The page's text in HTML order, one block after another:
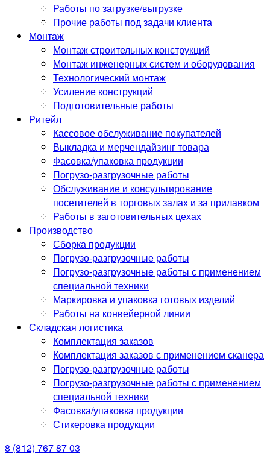
Работы по загрузке/выгрузке
Прочие работы под задачи клиента
Монтаж
Монтаж строительных конструкций
Монтаж инженерных систем и оборудования
Технологический монтаж
Усиление конструкций
Подготовительные работы
Ритейл
Кассовое обслуживание покупателей
Выкладка и мерчендайзинг товара
Фасовка/упаковка продукции
Погрузо-разгрузочные работы
Обслуживание и консультирование
посетителей в торговых залах и за прилавком
Работы в заготовительных цехах
Производство
Сборка продукции
Погрузо-разгрузочные работы
Погрузо-разгрузочные работы с применением
специальной техники
Маркировка и упаковка готовых изделий
Работы на конвейерной линии
Складская логистика
Комплектация заказов
Комплектация заказов с применением сканера
Погрузо-разгрузочные работы
Погрузо-разгрузочные работы с применением
специальной техники
Фасовка/упаковка продукции
Стикеровка продукции
8 (812) 767 87 03